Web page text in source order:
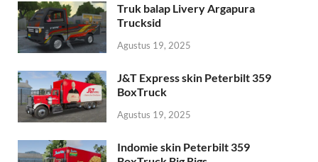
Truk balap Livery Argapura
Trucksid
Agustus 19, 2025
J&T Express skin Peterbilt 359
BoxTruck
Agustus 19, 2025
Indomie skin Peterbilt 359